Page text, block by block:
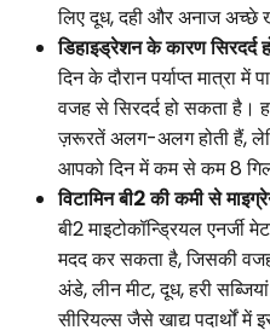
लिए दूध, दही और अनाज अच्छे
डिहाइड्रेशन के कारण सिरदर्द
दिन के दौरान पर्याप्त मात्रा
वजह से सिरदर्द हो सकता है।
ज़रूरतें अलग-अलग होती हैं,
आपको दिन में कम से कम 8
विटामिन बी2 की कमी से
बी2 माइटोकॉन्ड्रियल एनर्जी
मदद कर सकता है, जिसकी वजह
अंडे, लीन मीट, दूध, हरी
सीरियल्स जैसे खाद्य पदार्थों में